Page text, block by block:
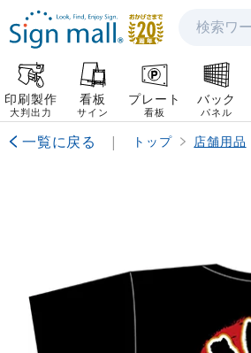
検索
印刷製作
大判出力
看板
サイン
プレート
看板
バック
パネル
一覧に戻る | トップ 店舗用品